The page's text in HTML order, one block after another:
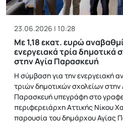
23.06.2026 | 10:28
Με 1,18 εκατ. ευρώ
ενεργειακά τρία δημοτικά
στην Αγία Παρασκευή
Η σύμβαση για την ενεργειακή
τριών δημοτικών σχολείων στην
Παρασκευή υπεγράφη στο
περιφερειάρχη Αττικής Νίκου
παρουσία του δημάρχου Αγίας